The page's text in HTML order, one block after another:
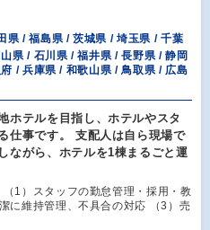
県 / 福島県 / 茨城県 / 埼玉県 / 千葉
県 / 石川県 / 福井県 / 長野県 / 静岡
/ 兵庫県 / 和歌山県 / 鳥取県 / 広島
ホテルを目指し、ホテルやスタ
仕事です。 支配人は自ら現場で
ながら、ホテルを1棟まるごと運
（1）スタッフの勤怠管理・採用・教
に維持管理、不具合の対応 （3）売